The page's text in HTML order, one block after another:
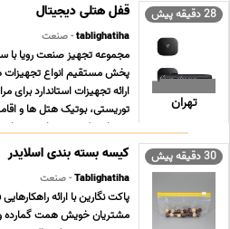
28 دقیقه پیش
تهران
قفل هتلی دیجیتال
tablighatiha- صنعت
مجموعه تجهیز صنعت رویا با
پخش مستقیم انواع تجهیزات
ارائه تجهیزات استاندارد
توریستی، بوتیک هتل ها و
برند با تمرکز ویژه بر امنیت،
30 دقیقه پیش کیسه بسته بندی اسلایدر
Tablighatiha- صنعت
پاکت نگارین با ارائه
مشتریان خویش همت گمارده و